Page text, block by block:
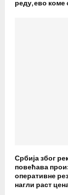
реду, ево
Србија због
повећава
оперативне
нагли раст